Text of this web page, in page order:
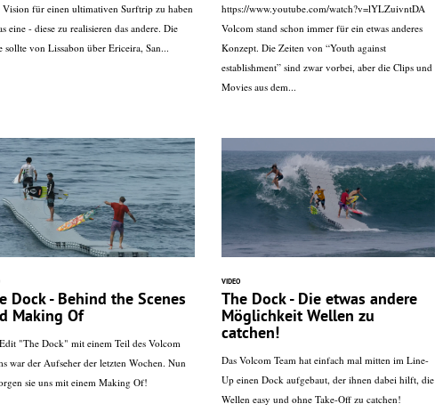
Vision für einen ultimativen Surftrip zu haben
eine - diese zu realisieren das andere. Die
sollte von Lissabon über Ericeira, San...
https://www.youtube.com/watch?v=lYLZuivntDA
Volcom stand schon immer für ein etwas anderes
Konzept. Die Zeiten von “Youth against
establishment” sind zwar vorbei, aber die Clips und
Movies aus dem...
Dock - Behind the Scenes
Making Of
"The Dock" mit einem Teil des Volcom
war der Aufseher der letzten Wochen. Nun
sie uns mit einem Making Of!
VIDEO
The Dock - Die etwas andere
Möglichkeit Wellen zu
catchen!
Das Volcom Team hat einfach mal mitten im Line-
Up einen Dock aufgebaut, der ihnen dabei hilft, die
Wellen easy und ohne Take-Off zu catchen!